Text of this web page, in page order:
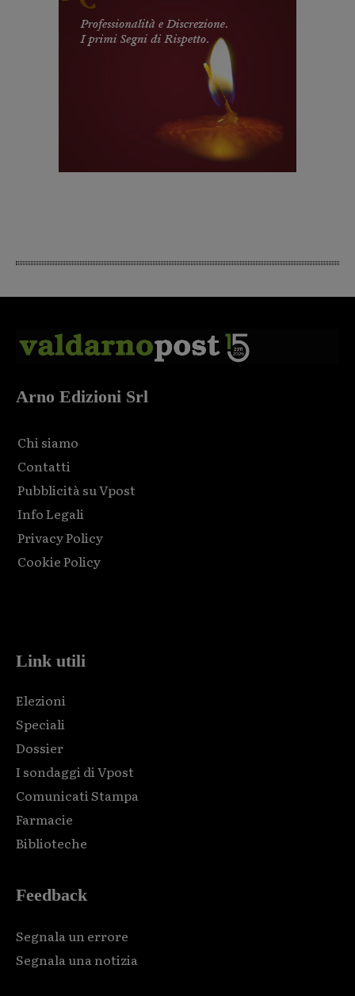
Arno Edizioni Srl
Chi siamo
Contatti
Pubblicità su Vpost
Info Legali
Privacy Policy
Cookie Policy
Link utili
Elezioni
Speciali
Dossier
I sondaggi di Vpost
Comunicati Stampa
Farmacie
Biblioteche
Feedback
Segnala un errore
Segnala una notizia